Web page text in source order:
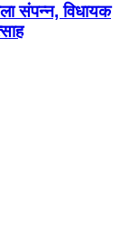
संपन्न, विधायक